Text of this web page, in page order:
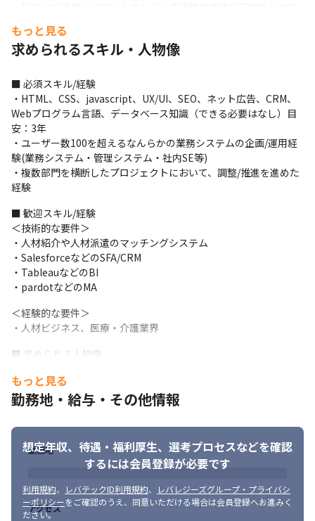
＜教育体制＞
・その上でチームではOJTが中心になります
＜期待していること＞
・営業の生産性向上とともに、基幹システムとしてフロントエン
ドや契約・経理システム、他部門との連携を効率的かつ効果的に
行ってほしいです
＜業務の進め方＞
・SlackやGoogle Meetなどで常にコミュニケーションが取れるよ
■ この仕事の面白さ、魅力
・医療・介護という非常に社会的に意義の高いサービスを作り上
げることができます
・第二創業期と言ってもよい時期で、ゼロからシステム構築に携
われます
・単なるシステムの管理ではなく、事業や経営の視点や着眼点を
獲得できます
・エンジニアやデザイナーはもとより、事業企画や営業など多種
・部門間の壁は低く、各サイトの同職種者はもちろん、開発や営
業、事業企画等、幅広い交流ができます
もっと見る
求められるスキル・人物像
■ 必須スキル/経験
・HTML、CSS、javascript、UX/UI、SEO、ネット広告、CRM、
Webプログラム言語、データベース知識（できる必要はなし）目
安：3年
・ユーザー数100を超えるなんらかの業務システムの企画/運用経
験(業務システム・管理システム・社内SE等)
・複数部門を横断したプロジェクトにおいて、調整/推進を進めた
経験
■ 歓迎スキル/経験
＜技術的な要件＞
・人材紹介や人材派遣のマッチングシステム
・SalesforceなどのSFA/CRM
・TableauなどのBI
・pardotなどのMA
＜経験的な要件＞
・人材ビジネス、医療・介護業界
■ 求められる人物像
・開発メンバーのPM/エンジニア、他部署と柔軟にコミュニケーシ
ョンできる方
もっと見る
勤務地・給与・その他情報
想定年収、待遇・福利厚生、 選考プロセスなどを確認
するには会員登録が必要です
利用規約、 レバテックID利用規約、
レバレジーズグループ・プライバシ
ーポリシーをご確認のうえ、同意いただける場合は会員登録へお進みく
ださい。
勤務地
アクセス